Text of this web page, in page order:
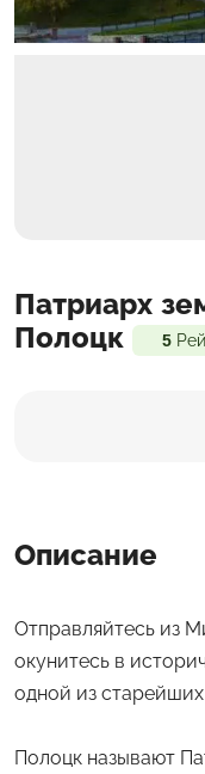
Программа
Патриарх
Полоцк
5
Описание
Отправляйтесь из
окунитесь в
одной из
Полоцк называют